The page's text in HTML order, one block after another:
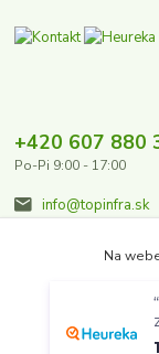
+420 607 880
Po-Pi 9:00 - 17:00
info@topinfra.sk
Na